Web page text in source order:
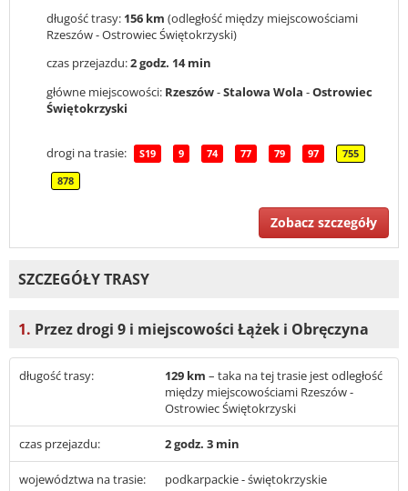
długość trasy: 156 km (odległość między miejscowościami
Rzeszów - Ostrowiec Świętokrzyski)
czas przejazdu:2 godz. 14 min
główne miejscowości: Rzeszów-Stalowa Wola -Ostrowiec
Świętokrzyski
drogi na trasie: S19 9 74 77 79 97 755
878
Zobacz szczegóły
SZCZEGÓŁY TRASY
1. Przez drogi 9 i miejscowości Łążek i Obręczyna
długość trasy: 129 km – taka na tej trasie jest odległość
między miejscowościami Rzeszów -
Ostrowiec Świętokrzyski
czas przejazdu: 2 godz. 3 min
województwa na trasie: podkarpackie - świętokrzyskie